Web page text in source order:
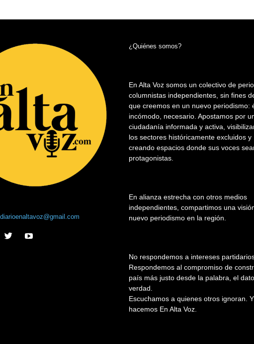
diarioenaltavoz@gmail.com
¿Quiénes somos?
En Alta Voz somos un colectivo de
columnistas independientes, sin fines
que creemos en un nuevo periodismo:
incómodo, necesario. Apostamos por
ciudadanía informada y activa,
los sectores históricamente excluidos y
creando espacios donde sus voces
protagonistas.
En alianza estrecha con otros medios
independientes, compartimos una
nuevo periodismo en la región.
No respondemos a intereses
Respondemos al compromiso de
país más justo desde la palabra, el
verdad.
Escuchamos a quienes otros ignoran.
hacemos En Alta Voz.